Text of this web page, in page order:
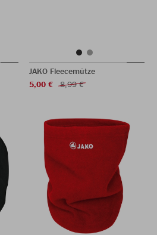
JAKO Fleecemütze
5,00 €
8,99 €